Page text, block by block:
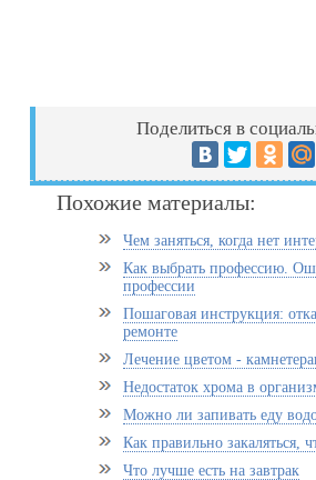
Поделиться в
Похожие материалы:
Чем заняться, когда нет
Как выбрать профессию.
профессии
Пошаговая инструкция:
ремонте
Лечение цветом -
Недостаток хрома в
Можно ли запивать еду
Как правильно закаляться,
Что лучше есть на завтрак